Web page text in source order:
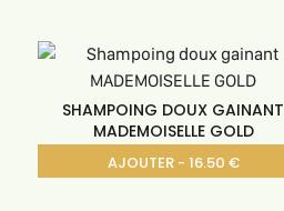
SHAMPOING DOUX GAINANT
MADEMOISELLE GOLD
AJOUTER - 16.50 €